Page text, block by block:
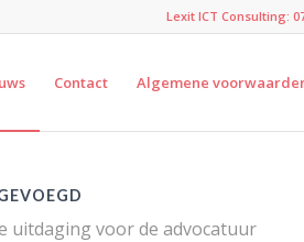
Lexit ICT Consulting:
Contact Algemene
uitdaging voor de advocatuur